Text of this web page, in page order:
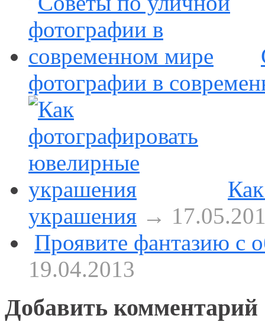
фотографии в
украшения →
Проявите фантазию с
19.04.2013
Добавить комментарий